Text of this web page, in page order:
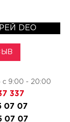
DEO
с 9:00 - 20:00
337
07 07
07 07